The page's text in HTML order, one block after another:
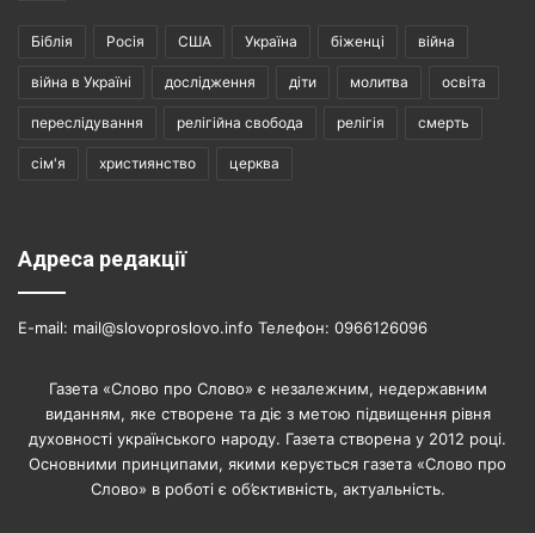
Біблія Росія США Україна біженці війна
війна в Україні дослідження діти молитва освіта
переслідування релігійна свобода релігія смерть
сім'я християнство церква
Адреса редакції
E-mail: mail@slovoproslovo.info Телефон: 0966126096
Газета «Слово про Слово» є незалежним, недержавним
виданням, яке створене та діє з метою підвищення рівня
духовності українського народу. Газета створена у 2012 році.
Основними принципами, якими керується газета «Слово про
Слово» в роботі є об’єктивність, актуальність.